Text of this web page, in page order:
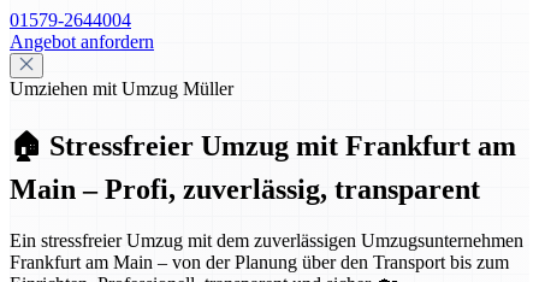
01579-2644004
Angebot anfordern
Umziehen mit Umzug Müller
🏠 Stressfreier Umzug mit Frankfurt am
Main – Profi, zuverlässig, transparent
Ein stressfreier Umzug mit dem zuverlässigen Umzugsunternehmen
Frankfurt am Main – von der Planung über den Transport bis zum